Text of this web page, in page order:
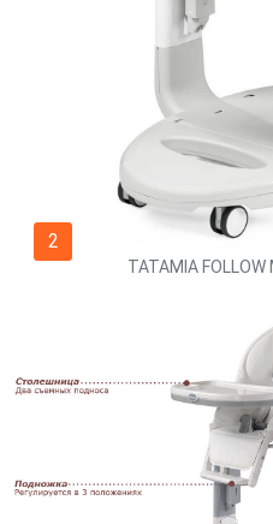
2
TATAMIA FOLLOW